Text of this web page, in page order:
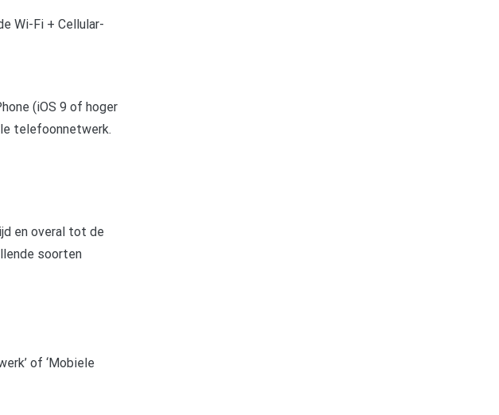
Wi-Fi + Cellular-
(iOS 9 of hoger
telefoonnetwerk.
en overal tot de
soorten
of ‘Mobiele